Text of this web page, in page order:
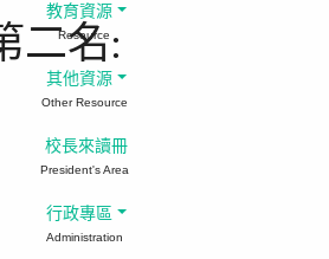
二名:
教育資源
Resource
其他資源
Other Resource
校長來讀冊
President's Area
行政專區
Administration